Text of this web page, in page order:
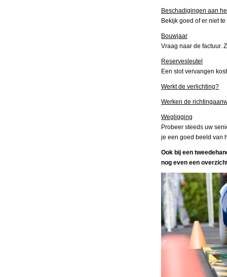
Beschadigingen aan
Bekijk goed of er niet
Bouwjaar
Vraag naar de factuur.
Reservesleutel
Een slot vervangen
Werkt de verlichting?
Werken de
Wegligging
Probeer steeds uw
je een goed beeld van
Ook bij een
nog even een